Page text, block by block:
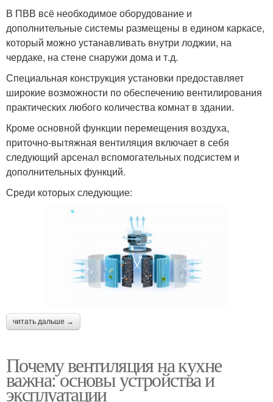
В ПВВ всё необходимое оборудование и
дополнительные системы размещены в едином каркасе,
который можно устанавливать внутри лоджии, на
чердаке, на стене снаружи дома и т.д.
Специальная конструкция установки предоставляет
широкие возможности по обеспечению вентилирования
практических любого количества комнат в здании.
Кроме основной функции перемещения воздуха,
приточно-вытяжная вентиляция включает в себя
следующий арсенал вспомогательных подсистем и
дополнительных функций.
Среди которых следующие:
читать дальше →
Почему вентиляция на кухне
важна: основы устройства и
эксплуатации